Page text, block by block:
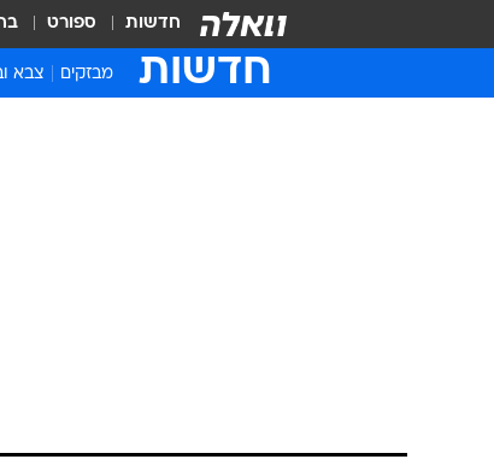
חדשות ספורט
חדשות מבזקים צבא